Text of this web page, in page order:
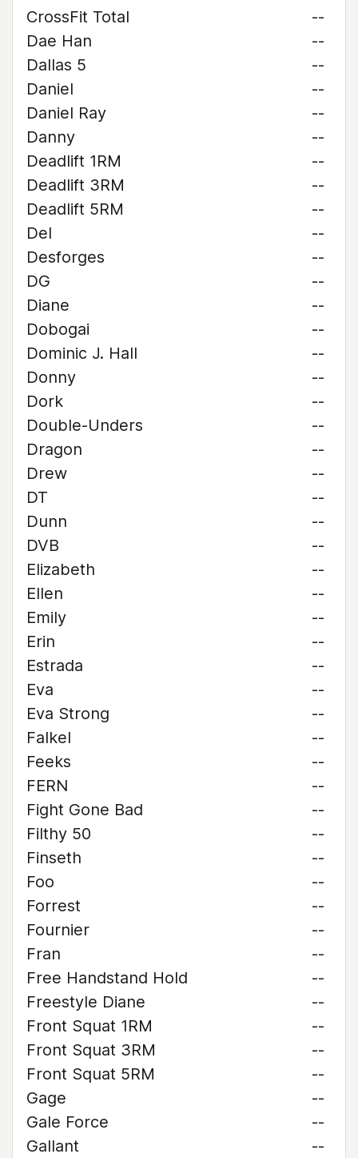
CrossFit Total
--
Dae Han
--
Dallas 5
--
Daniel
--
Daniel Ray
--
Danny
--
Deadlift 1RM
--
Deadlift 3RM
--
Deadlift 5RM
--
Del
--
Desforges
--
DG
--
Diane
--
Dobogai
--
Dominic J. Hall
--
Donny
--
Dork
--
Double-Unders
--
Dragon
--
Drew
--
DT
--
Dunn
--
DVB
--
Elizabeth
--
Ellen
--
Emily
--
Erin
--
Estrada
--
Eva
--
Eva Strong
--
Falkel
--
Feeks
--
FERN
--
Fight Gone Bad
--
Filthy 50
--
Finseth
--
Foo
--
Forrest
--
Fournier
--
Fran
--
Free Handstand Hold
--
Freestyle Diane
--
Front Squat 1RM
--
Front Squat 3RM
--
Front Squat 5RM
--
Gage
--
Gale Force
--
Gallant
--